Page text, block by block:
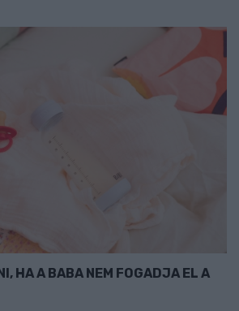
HA A BABA NEM FOGADJA EL A